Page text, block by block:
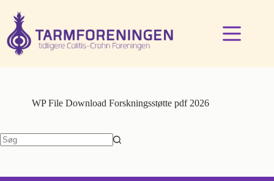
indhold
WP File Download Forskningsstøtte pdf 2026